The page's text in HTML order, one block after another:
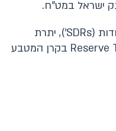
ישראל במט"ח.
טור זה כולל זכויות משיכה מיוחדות (SDRs'), יתרת
הלוואת ה-NAB ויתרת ה-Reserve Tranche בקרן המטבע